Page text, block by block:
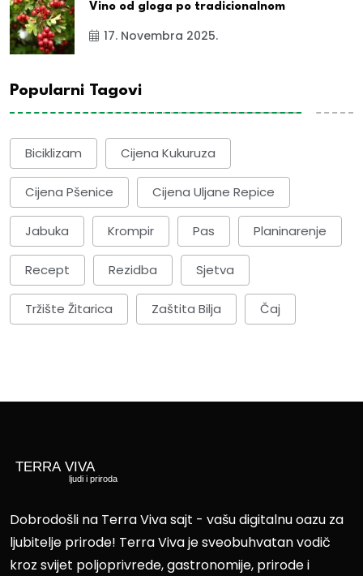
Vino od gloga po tradicionalnom
17. Novembra 2025.
Popularni Tagovi
Biciklizam Cijena Kukuruza
Cijena Pšenice Cijena Uljane Repice
Jabuka Krompir Pas Planinarenje
Recept Rezidba Sjetva
Tržište Žitarica Zaštita Bilja Čaj
Dobrodošli na Terra Viva sajt - vašu digitalnu oazu za
ljubitelje prirode! Terra Viva je sveobuhvatan vodič
kroz svijet poljoprivrede, gastronomije, prirode i